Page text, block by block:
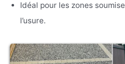
Idéal pour les zones
l’usure.